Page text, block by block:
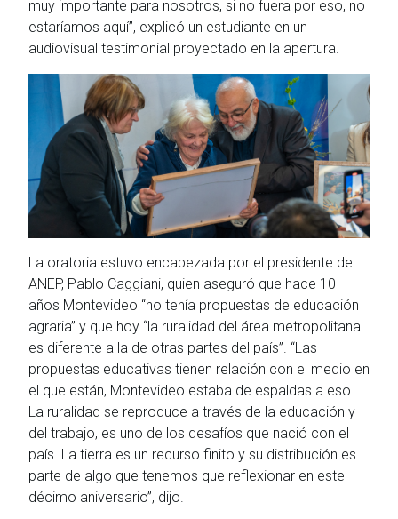
muy importante para nosotros, si no fuera por eso, no
estaríamos aquí”, explicó un estudiante en un
audiovisual testimonial proyectado en la apertura.
La oratoria estuvo encabezada por el presidente de
ANEP, Pablo Caggiani, quien aseguró que hace 10
años Montevideo “no tenía propuestas de educación
agraria” y que hoy “la ruralidad del área metropolitana
es diferente a la de otras partes del país”. “Las
propuestas educativas tienen relación con el medio en
el que están, Montevideo estaba de espaldas a eso.
La ruralidad se reproduce a través de la educación y
del trabajo, es uno de los desafíos que nació con el
país. La tierra es un recurso finito y su distribución es
parte de algo que tenemos que reflexionar en este
décimo aniversario”, dijo.